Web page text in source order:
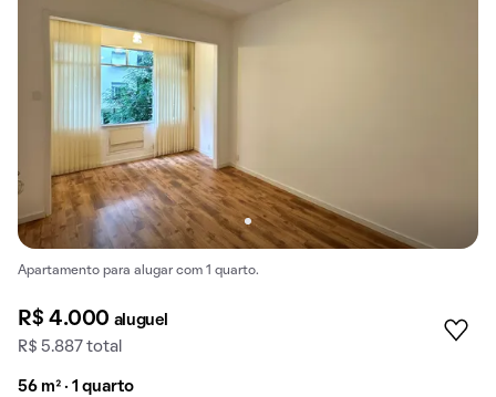
Apartamento para alugar com 1 quarto.
R$ 4.000 aluguel
R$ 5.887 total
56 m² · 1 quarto